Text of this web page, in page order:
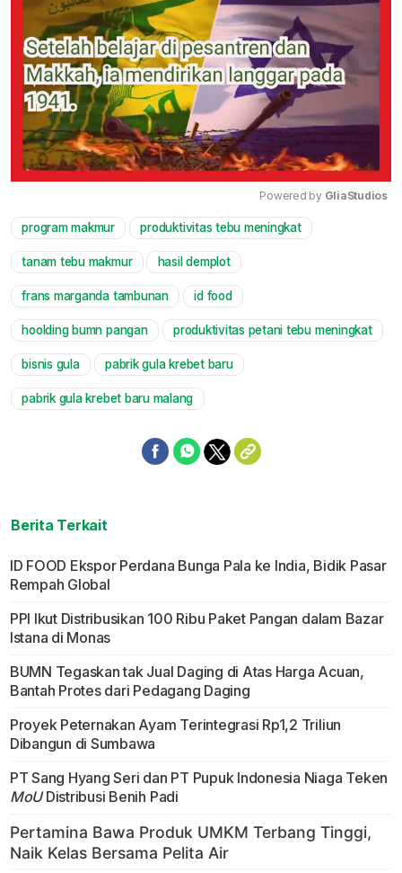
Powered by GliaStudios
program makmur produktivitas tebu meningkat
tanam tebu makmur hasil demplot
frans marganda tambunan id food
hoolding bumn pangan produktivitas petani tebu meningkat
bisnis gula pabrik gula krebet baru
pabrik gula krebet baru malang
Berita Terkait
ID FOOD Ekspor Perdana Bunga Pala ke India, Bidik Pasar
Rempah Global
PPI Ikut Distribusikan 100 Ribu Paket Pangan dalam Bazar
Istana di Monas
BUMN Tegaskan tak Jual Daging di Atas Harga Acuan,
Bantah Protes dari Pedagang Daging
Proyek Peternakan Ayam Terintegrasi Rp1,2 Triliun
Dibangun di Sumbawa
PT Sang Hyang Seri dan PT Pupuk Indonesia Niaga Teken
MoUDistribusi Benih Padi